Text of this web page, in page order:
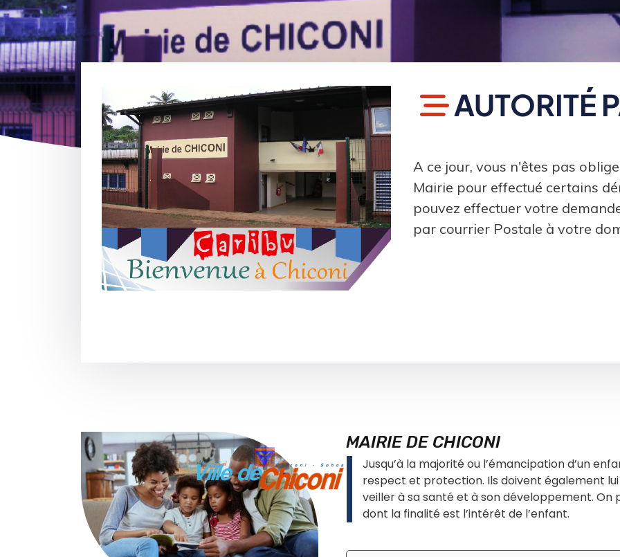
AUTORITÉ
A ce jour, vous n'êtes pas
Mairie pour effectué certains
pouvez effectuer votre
par courrier Postale à votre
MAIRIE DE CHICONI
Jusqu’à la majorité ou l’émancipation d’un
respect et protection. Ils doivent également
veiller à sa santé et à son développement. On
dont la finalité est l’intérêt de l’enfant.